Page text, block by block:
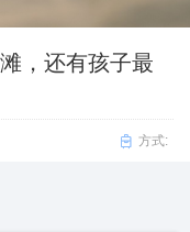
，还有孩子最
方式: